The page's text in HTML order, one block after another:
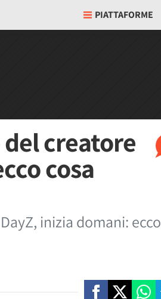
PIATTAFORME
creatore
cosa
inizia domani: ecco